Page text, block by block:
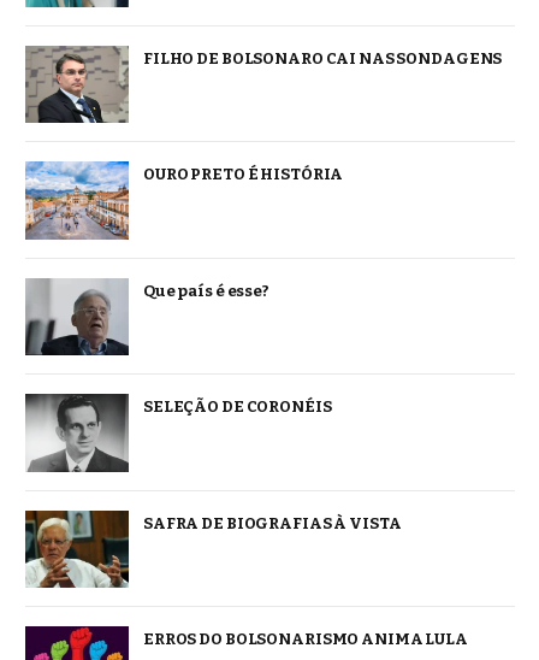
FILHO DE BOLSONARO CAI NAS SONDAGENS
OURO PRETO É HISTÓRIA
Que país é esse?
SELEÇÃO DE CORONÉIS
SAFRA DE BIOGRAFIAS À VISTA
ERROS DO BOLSONARISMO ANIMA LULA